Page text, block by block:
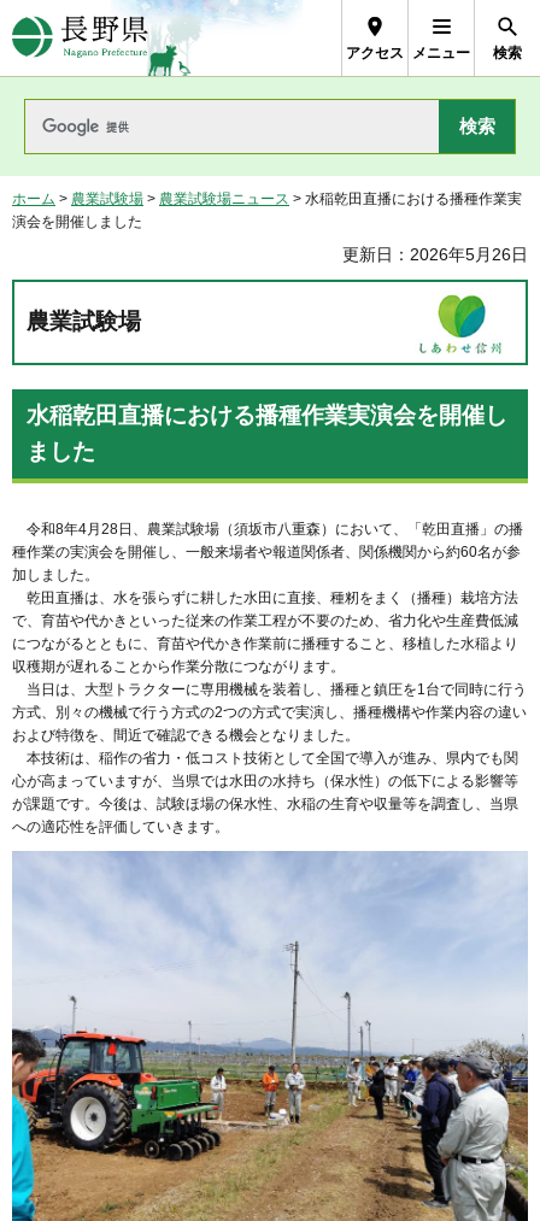
長野県Nagano Prefecture
アクセス メニュー 検索
ホーム > 農業試験場 > 農業試験場ニュース > 水稲乾田直播における播種作業実
演会を開催しました
更新日：2026年5月26日
農業試験場
水稲乾田直播における播種作業実演会を開催し
ました
令和8年4月28日、農業試験場（須坂市八重森）において、「乾田直播」の播
種作業の実演会を開催し、一般来場者や報道関係者、関係機関から約60名が参
加しました。
乾田直播は、水を張らずに耕した水田に直接、種籾をまく（播種）栽培方法
で、育苗や代かきといった従来の作業工程が不要のため、省力化や生産費低減
につながるとともに、育苗や代かき作業前に播種すること、移植した水稲より
収穫期が遅れることから作業分散につながります。
当日は、大型トラクターに専用機械を装着し、播種と鎮圧を1台で同時に行う
方式、別々の機械で行う方式の2つの方式で実演し、播種機構や作業内容の違い
および特徴を、間近で確認できる機会となりました。
本技術は、稲作の省力・低コスト技術として全国で導入が進み、県内でも関
心が高まっていますが、当県では水田の水持ち（保水性）の低下による影響等
が課題です。今後は、試験ほ場の保水性、水稲の生育や収量等を調査し、当県
への適応性を評価していきます。